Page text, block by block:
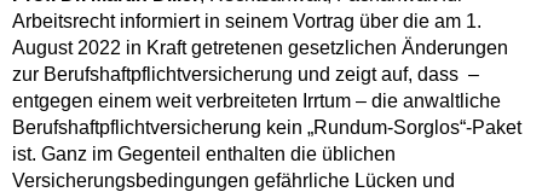
Arbeitsrecht informiert in seinem Vortrag über die am 1.
August 2022 in Kraft getretenen gesetzlichen Änderungen
zur Berufshaftpflichtversicherung und zeigt auf, dass –
entgegen einem weit verbreiteten Irrtum – die anwaltliche
Berufshaftpflichtversicherung kein „Rundum-Sorglos“-Paket
ist. Ganz im Gegenteil enthalten die üblichen
Versicherungsbedingungen gefährliche Lücken und